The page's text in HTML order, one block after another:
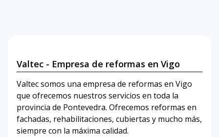
Valtec - Empresa de reformas en Vigo
Valtec somos una empresa de reformas en Vigo
que ofrecemos nuestros servicios en toda la
provincia de Pontevedra. Ofrecemos reformas en
fachadas, rehabilitaciones, cubiertas y mucho más,
siempre con la máxima calidad.